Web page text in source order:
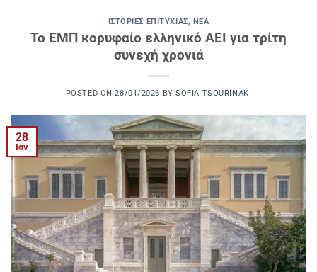
ΙΣΤΟΡΊΕΣ ΕΠΙΤΥΧΊΑΣ, ΝΈΑ
Το ΕΜΠ κορυφαίο ελληνικό ΑΕΙ για τρίτη
συνεχή χρονιά
POSTED ON28/01/2026 BYSOFIA TSOURINAKI
28
Ιαν